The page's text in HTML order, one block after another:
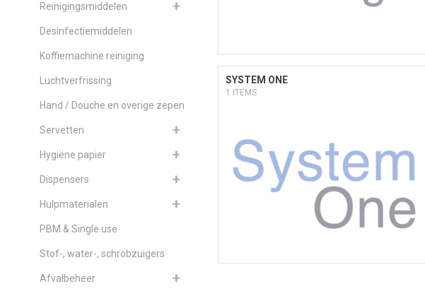
SYSTEM ONE
1 ITEMS
Reinigingsmiddelen
Desinfectiemiddelen
Koffiemachine reiniging
Luchtverfrissing
Hand / Douche en overige zepen
Servetten
Hygiëne papier
Dispensers
Hulpmaterialen
PBM & Single use
Stof-, water-, schrobzuigers
Afvalbeheer